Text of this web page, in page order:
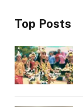
Top Posts